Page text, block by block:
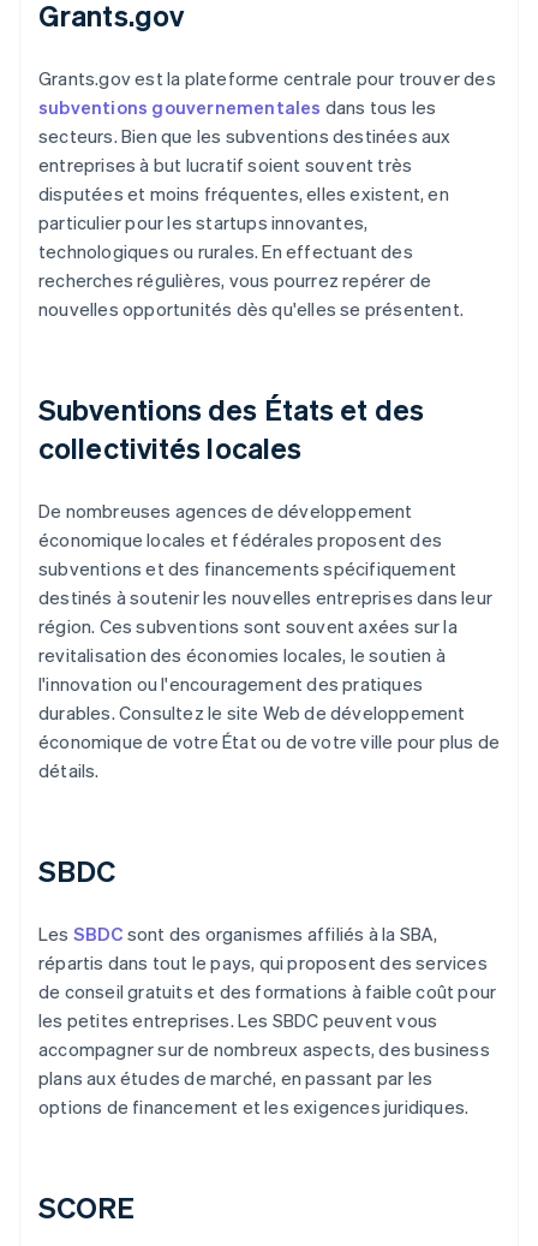
Grants.gov
Grants.gov est la plateforme centrale pour trouver des
subventions gouvernementales dans tous les
secteurs. Bien que les subventions destinées aux
entreprises à but lucratif soient souvent très
disputées et moins fréquentes, elles existent, en
particulier pour les startups innovantes,
technologiques ou rurales. En effectuant des
recherches régulières, vous pourrez repérer de
nouvelles opportunités dès qu'elles se présentent.
Subventions des États et des
collectivités locales
De nombreuses agences de développement
économique locales et fédérales proposent des
subventions et des financements spécifiquement
destinés à soutenir les nouvelles entreprises dans leur
région. Ces subventions sont souvent axées sur la
revitalisation des économies locales, le soutien à
l'innovation ou l'encouragement des pratiques
durables. Consultez le site Web de développement
économique de votre État ou de votre ville pour plus de
détails.
SBDC
Les SBDC sont des organismes affiliés à la SBA,
répartis dans tout le pays, qui proposent des services
de conseil gratuits et des formations à faible coût pour
les petites entreprises. Les SBDC peuvent vous
accompagner sur de nombreux aspects, des business
plans aux études de marché, en passant par les
options de financement et les exigences juridiques.
SCORE